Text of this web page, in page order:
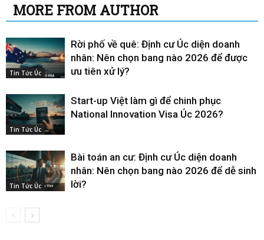
MORE FROM AUTHOR
Tin Tức Úc
Rời phố về quê: Định cư Úc diện doanh
nhân: Nên chọn bang nào 2026 để được
ưu tiên xử lý?
Tin Tức Úc
Start-up Việt làm gì để chinh phục
National Innovation Visa Úc 2026?
Tin Tức Úc
Bài toán an cư: Định cư Úc diện doanh
nhân: Nên chọn bang nào 2026 để dễ sinh
lời?